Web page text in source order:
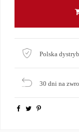
Polska
30 dni na